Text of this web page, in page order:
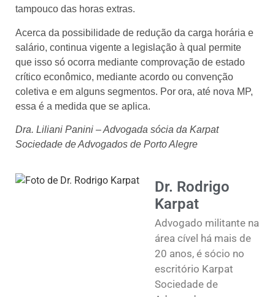
tampouco das horas extras.
Acerca da possibilidade de redução da carga horária e
salário, continua vigente a legislação à qual permite
que isso só ocorra mediante comprovação de estado
crítico econômico, mediante acordo ou convenção
coletiva e em alguns segmentos. Por ora, até nova MP,
essa é a medida que se aplica.
Dra. Liliani Panini – Advogada sócia da Karpat
Sociedade de Advogados de Porto Alegre
Dr. Rodrigo
Karpat
Advogado militante na
área cível há mais de
20 anos, é sócio no
escritório Karpat
Sociedade de